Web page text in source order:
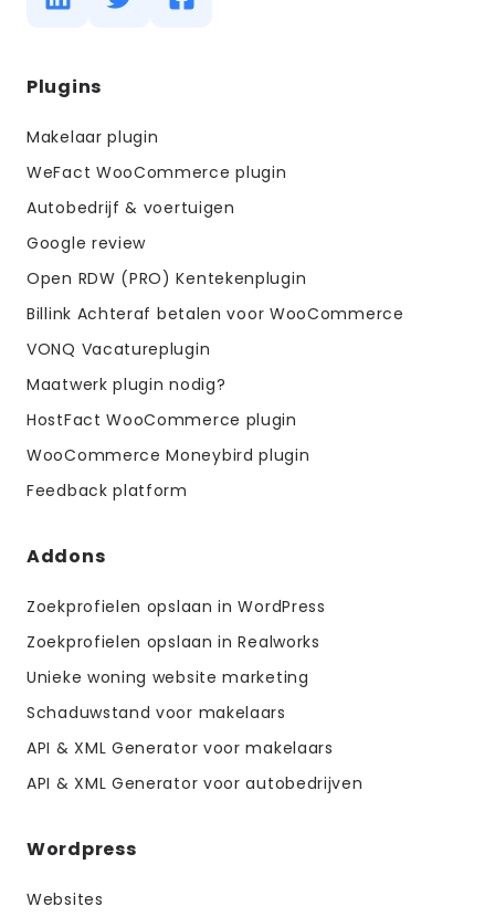
Diensten
Plugins
Makelaar plugin
WeFact WooCommerce plugin
Autobedrijf & voertuigen
Google review
Open RDW (PRO) Kentekenplugin
Billink Achteraf betalen voor WooCommerce
VONQ Vacatureplugin
Maatwerk plugin nodig?
HostFact WooCommerce plugin
WooCommerce Moneybird plugin
Feedback platform
Addons
Zoekprofielen opslaan in WordPress
Zoekprofielen opslaan in Realworks
Unieke woning website marketing
Schaduwstand voor makelaars
API & XML Generator voor makelaars
API & XML Generator voor autobedrijven
Wordpress
Websites